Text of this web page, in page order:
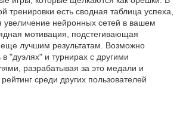
тренировки есть сводная таблица успеха,
увеличение нейронных сетей в вашем
мотивация, подстегивающая
еще лучшим результатам. Возможно
в "дуэлях" и турнирах с другими
разрабатывая за это медали и
среди других пользователей